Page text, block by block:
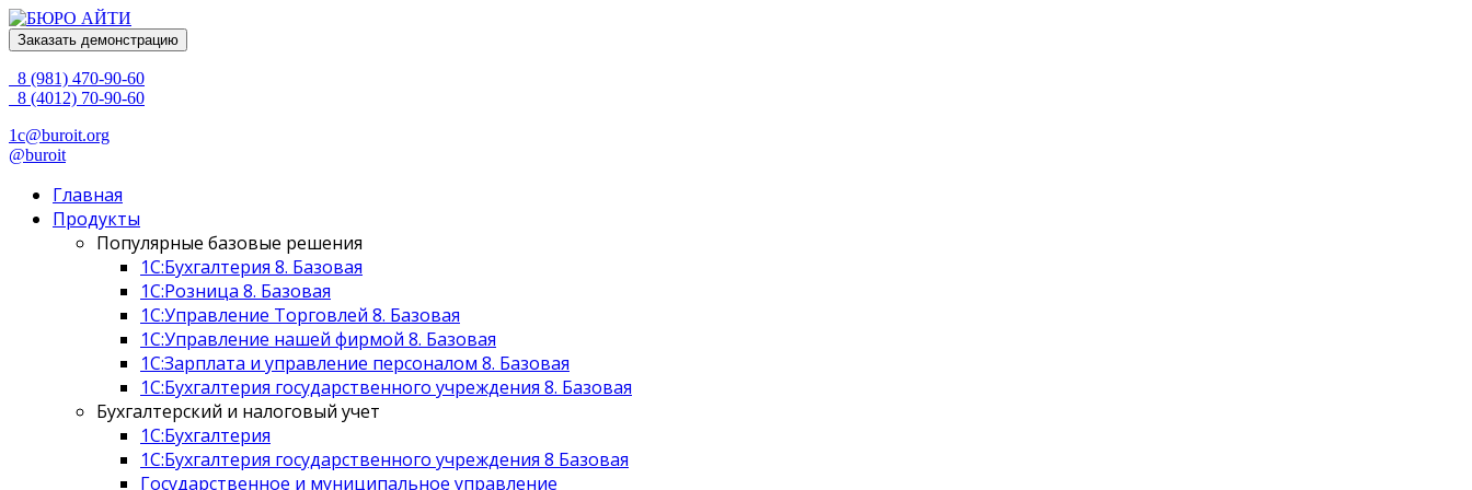
Заказать демонстрацию
8 (981) 470-90-60
8 (4012) 70-90-60
1c@buroit.org
@buroit
Главная
Продукты
Популярные базовые решения
1С:Бухгалтерия 8. Базовая
1С:Розница 8. Базовая
1С:Управление Торговлей 8. Базовая
1С:Управление нашей фирмой 8. Базовая
1С:Зарплата и управление персоналом 8. Базовая
1С:Бухгалтерия государственного учреждения 8. Базовая
Бухгалтерский и налоговый учет
1C:Бухгалтерия
1С:Бухгалтерия государственного учреждения 8 Базовая
Государственное и муниципальное управление